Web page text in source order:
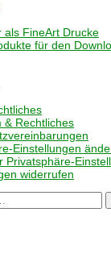
als FineArt Drucke
für den
& Rechtliches
Einstellungen
Privatsphäre-
widerrufen